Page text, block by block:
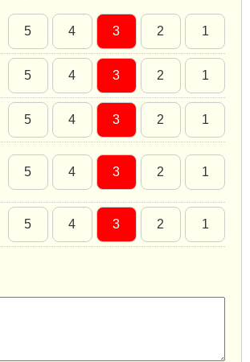
5 4 3 2 1
5 4 3 2 1
5 4 3 2 1
5 4 3 2 1
5 4 3 2 1